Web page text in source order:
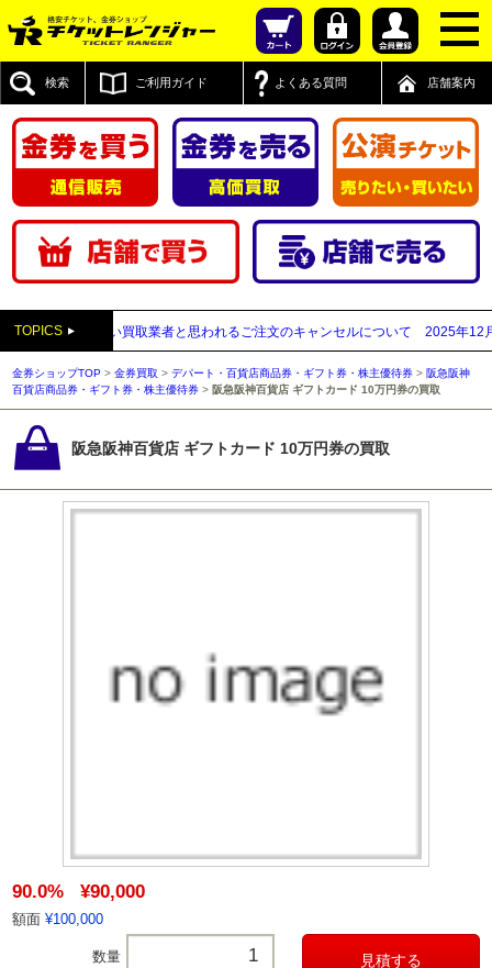
検索 ご利用ガイド よくある質問 店舗案内
TOPICS
付先が先払い買取業者と思われるご注文のキャンセルについて 2025年12月05日
金券ショップTOP >金券買取 >デパート・百貨店商品券・ギフト券・株主優待券 >阪急阪神
百貨店商品券・ギフト券・株主優待券 > 阪急阪神百貨店 ギフトカード 10万円券の買取
阪急阪神百貨店 ギフトカード 10万円券の買取
90.0% ¥90,000
額面 ¥100,000
数量